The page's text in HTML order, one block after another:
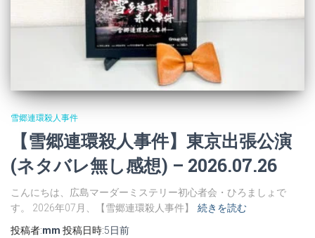
雪郷連環殺人事件
【雪郷連環殺人事件】東京出張公演
(ネタバレ無し感想) – 2026.07.26
こんにちは、広島マーダーミステリー初心者会・ひろましょで
す。 2026年07月、【雪郷連環殺人事件】
続きを読む
投稿者:mm 投稿日時:5日前